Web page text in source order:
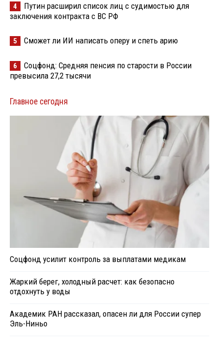
4
Путин расширил список лиц с судимостью для
заключения контракта с ВС РФ
5 Сможет ли ИИ написать оперу и спеть арию
6
Соцфонд: Средняя пенсия по старости в России
превысила 27,2 тысячи
Главное сегодня
Соцфонд усилит контроль за выплатами медикам
Жаркий берег, холодный расчет: как безопасно
отдохнуть у воды
Академик РАН рассказал, опасен ли для России супер
Эль-Ниньо